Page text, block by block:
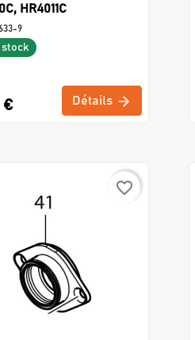
HR4011C
9
stock
€ Détails
favorite_border